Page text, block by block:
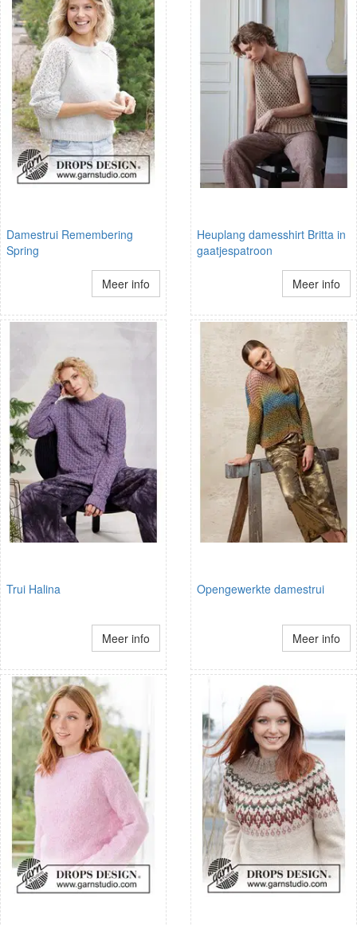
Damestrui Remembering
Spring
Meer info
Heuplang damesshirt Britta in
gaatjespatroon
Meer info
Trui Halina
Meer info
Opengewerkte damestrui
Meer info